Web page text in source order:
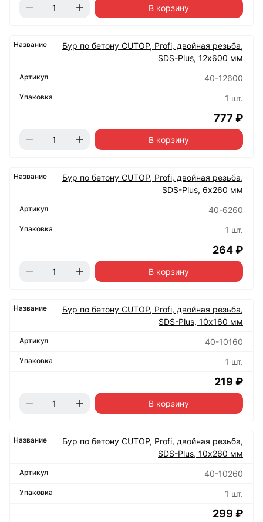
В корзину
Бур по бетону CUTOP, Profi, двойная резьба,
SDS-Plus, 12х600 мм
40-12600
1 шт.
777 ₽
В корзину
Бур по бетону CUTOP, Profi, двойная резьба,
SDS-Plus, 6х260 мм
40-6260
1 шт.
264 ₽
В корзину
Бур по бетону CUTOP, Profi, двойная резьба,
SDS-Plus, 10х160 мм
40-10160
1 шт.
219 ₽
В корзину
Бур по бетону CUTOP, Profi, двойная резьба,
SDS-Plus, 10х260 мм
40-10260
1 шт.
299 ₽